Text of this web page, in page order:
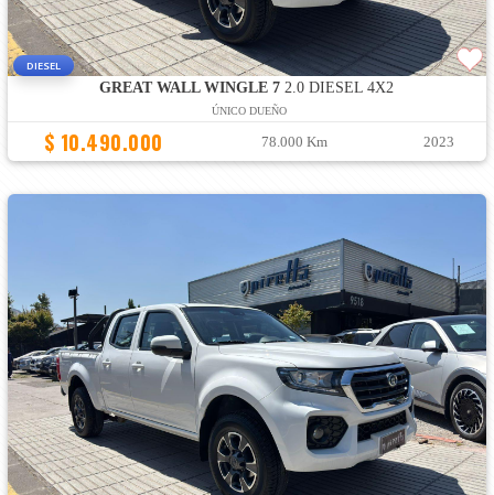
DIESEL
GREAT WALL WINGLE 7 2.0 DIESEL 4X2
ÚNICO DUEÑO
$ 10.490.000 78.000 Km 2023